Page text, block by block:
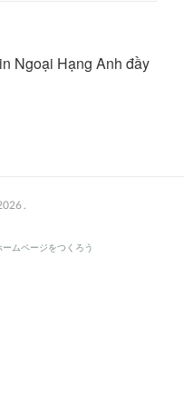
Ngoại Hạng Anh đầy
.
ムページをつくろう